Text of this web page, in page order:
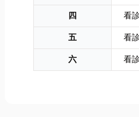
四
看
五
看
六
看